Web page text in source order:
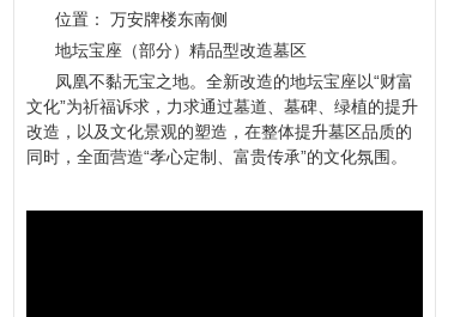
位置： 万安牌楼东南侧
地坛宝座（部分）精品型改造墓区
凤凰不黏无宝之地。全新改造的地坛宝座以“财富
文化”为祈福诉求，力求通过墓道、墓碑 、绿植的提升
改造，以及文化景观的塑造，在整体提升墓区品质的
同时，全面营造“孝心定制、富贵传承”的文化氛围。